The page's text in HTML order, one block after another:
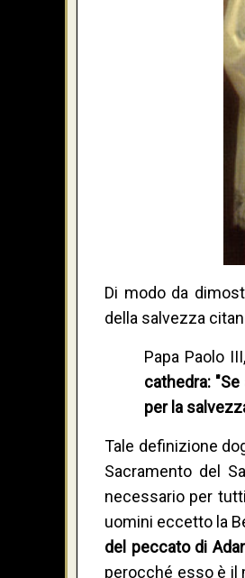
Di modo da
della salvezza
Papa Paolo
cathedra:
per la
Tale definizione
Sacramento del
necessario per
uomini eccetto la
del peccato di
perocché esso è il